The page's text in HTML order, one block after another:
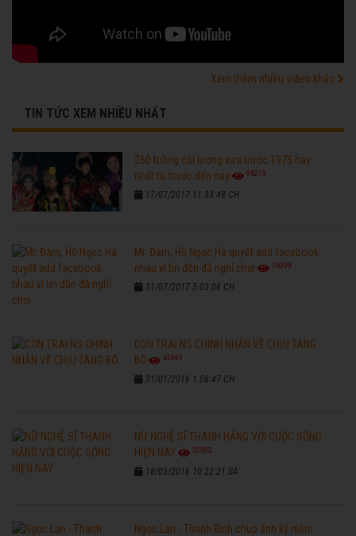
Xem thêm nhiều video khác
TIN TỨC XEM NHIỀU NHẤT
260 tuồng cải lương xưa trước 1975 hay
nhất từ trước đến nay
96213
17/07/2017 11:33:48 CH
Mr. Đàm, Hồ Ngọc Hà quyết add facebook
nhau vì tin đồn đã nghỉ chơi
76309
31/07/2017 5:03:06 CH
CON TRAI NS CHINH NHẪN VỀ CHỊU TANG
BỐ
42983
31/01/2016 1:08:47 CH
NỮ NGHỆ SĨ THANH HẰNG VỚI CUỘC SỐNG
HIỆN NAY
32582
18/05/2016 10:22:21 SA
Ngọc Lan - Thanh Bình chụp ảnh kỷ niệm